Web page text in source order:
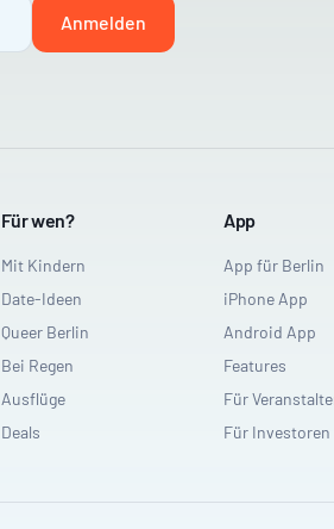
Anmelden
Für wen?
Mit Kindern
Date-Ideen
Queer Berlin
Bei Regen
Ausflüge
Deals
App
App für Berlin
iPhone App
Android App
Features
Für
Für Investoren